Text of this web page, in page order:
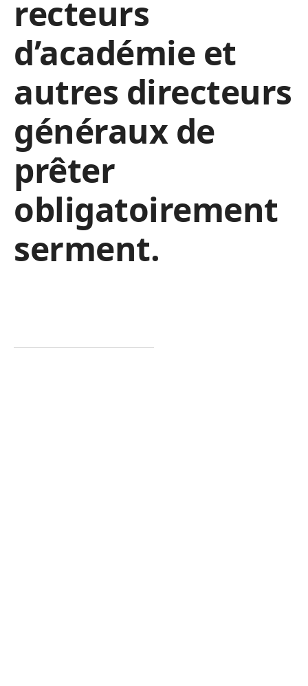
recteurs
d’académie et
autres directeurs
généraux de
prêter
obligatoirement
serment.